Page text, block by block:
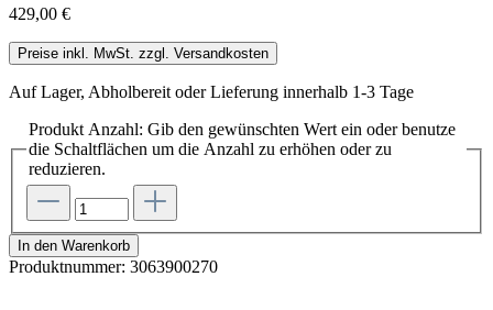
429,00 €
Preise inkl. MwSt. zzgl. Versandkosten
Auf Lager, Abholbereit oder Lieferung innerhalb 1-3 Tage
Produkt Anzahl: Gib den gewünschten Wert ein oder benutze
die Schaltflächen um die Anzahl zu erhöhen oder zu
reduzieren.
In den Warenkorb
Produktnummer: 3063900270